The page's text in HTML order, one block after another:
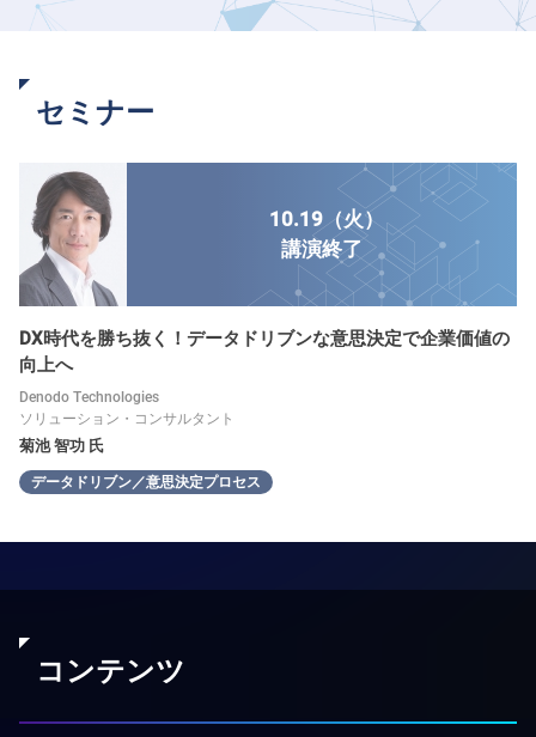
セミナー
10.19（火）
講演終了
DX時代を勝ち抜く！データドリブンな意思決定で企業価値の
向上へ
Denodo Technologies
ソリューション・コンサルタント
菊池 智功 氏
データドリブン／意思決定プロセス
コンテンツ